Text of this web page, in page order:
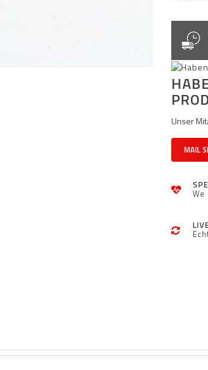
Unser
MAIL
We